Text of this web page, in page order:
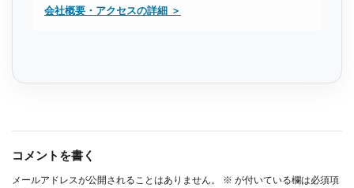
会社概要・アクセスの詳細 ＞
コメントを書く
メールアドレスが公開されることはありません。 ※ が付いている欄は必須項